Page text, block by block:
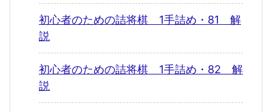
初心者のための詰将棋 1手詰め・81 解
説
初心者のための詰将棋 1手詰め・82 解
説